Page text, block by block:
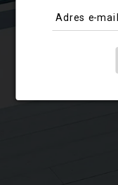
Adres e-mail